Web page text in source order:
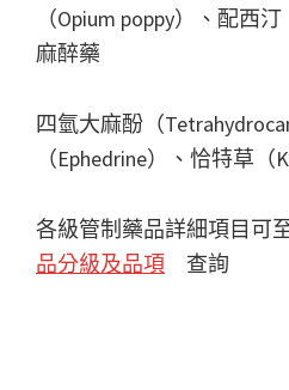
（Opium poppy）、配西
麻醉藥
四氫大麻酚（
（Ephedrine）、恰特草（
各級管制藥品詳細項目可
品分級及品項 查詢